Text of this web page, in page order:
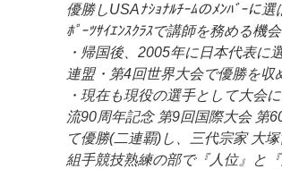
優勝しUSAﾅｼｮﾅﾙﾁｰﾑのﾒﾝﾊﾞｰに
ﾎﾟｰﾂｻｲｴﾝｽｸﾗｽで講師を務める機
・帰国後、2005年に日本代表に
連盟・第4回世界大会で優勝を収
・現在も現役の選手として大会
流90周年記念 第9回国際大会 第
て優勝(二連覇)し、三代宗家 大
組手競技熟練の部で『人位』と